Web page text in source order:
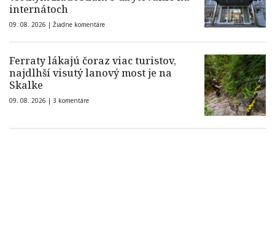
internátoch
09. 08. 2026 | Žiadne komentáre
Ferraty lákajú čoraz viac turistov,
najdlhší visutý lanový most je na
Skalke
09. 08. 2026 | 3 komentáre